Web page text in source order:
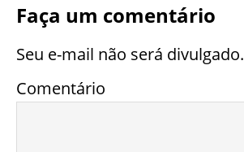
Faça um comentário
Seu e-mail não será divulgado.
Comentário